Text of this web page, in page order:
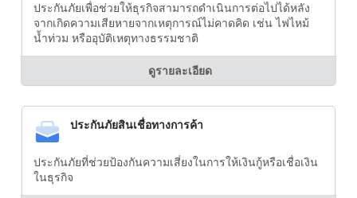
ประกันภัยเพื่อช่วยให้ธุรกิจสามารถดำเนินการต่อไปได้หลัง
จากเกิดความเสียหายจากเหตุการณ์ไม่คาดคิด เช่น ไฟไหม้
น้ำท่วม หรืออุบัติเหตุทางธรรมชาติ
ดูรายละเอียด
ประกันภัยสินเชื่อทางการค้า
ประกันภัยที่ช่วยป้องกันความเสี่ยงในการให้เงินกู้หรือเชื่อเงิน
ในธุรกิจ